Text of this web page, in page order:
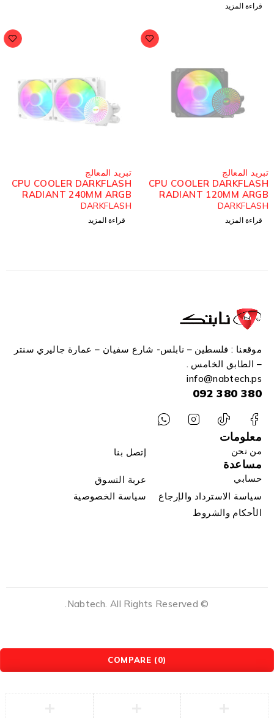
قراءة المزيد
تبريد المعالج
CPU COOLER DARKFLASH
RADIANT 120MM ARGB
BLACK
DARKFLASH
قراءة المزيد
تبريد المعالج
CPU COOLER DARKFLASH
RADIANT 240MM ARGB
WHITE
DARKFLASH
قراءة المزيد
موقعنا : فلسطين – نابلس- شارع سفيان – عمارة جاليري سنتر
– الطابق الخامس .
info@nabtech.ps
380 380 092
معلومات
من نحن إتصل بنا
مساعدة
حسابي
عربة التسوق
سياسة الاسترداد والإرجاع
سياسة الخصوصية
الأحكام والشروط
© Nabtech. All Rights Reserved.
COMPARE (0)